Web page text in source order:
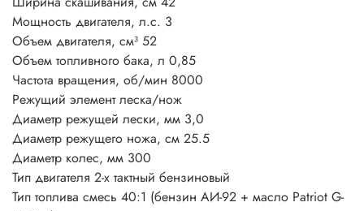
Мощность двигателя, л.с. 3
Объем двигателя, см³ 52
Объем топливного бака, л 0,85
Частота вращения, об/мин 8000
Режущий элемент леска/нож
Диаметр режущей лески, мм 3,0
Диаметр режущего ножа, см 25.5
Диаметр колес, мм 300
Тип двигателя 2-х тактный бензиновый
Тип топлива смесь 40:1 (бензин АИ-92 + масло Patriot G-